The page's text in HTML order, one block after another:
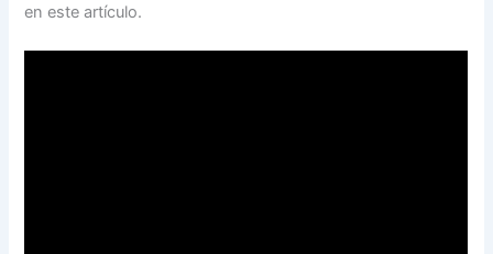
en este artículo.